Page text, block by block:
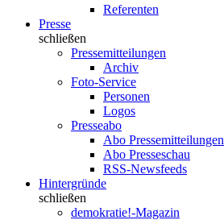
Referenten
Presse
schließen
Pressemitteilungen
Archiv
Foto-Service
Personen
Logos
Presseabo
Abo Pressemitteilungen
Abo Presseschau
RSS-Newsfeeds
Hintergründe
schließen
demokratie!-Magazin